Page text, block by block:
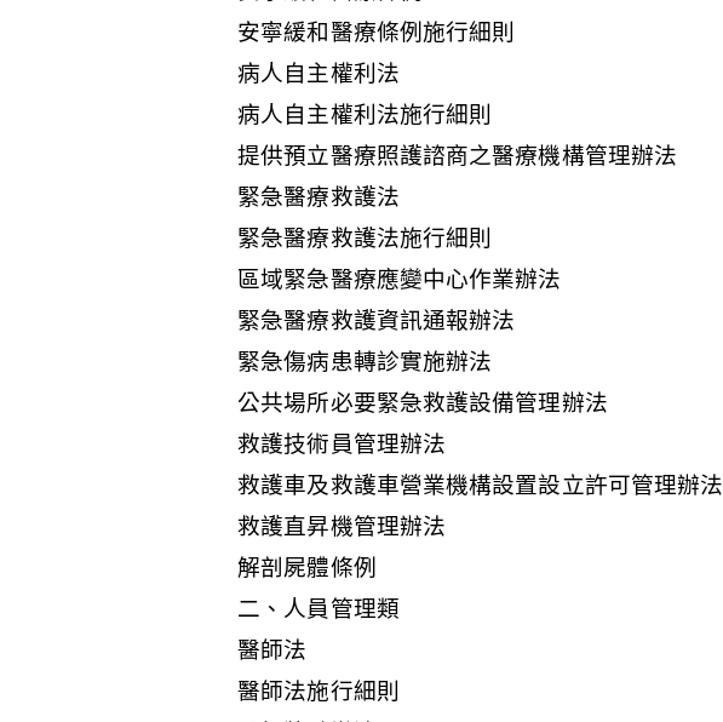
安寧緩和醫療條例施行細則
病人自主權利法
病人自主權利法施行細則
提供預立醫療照護諮商之醫療機構管理辦法
緊急醫療救護法
緊急醫療救護法施行細則
區域緊急醫療應變中心作業辦法
緊急醫療救護資訊通報辦法
緊急傷病患轉診實施辦法
公共場所必要緊急救護設備管理辦法
救護技術員管理辦法
救護車及救護車營業機構設置設立許可管理辦法
救護直昇機管理辦法
解剖屍體條例
二、人員管理類
醫師法
醫師法施行細則